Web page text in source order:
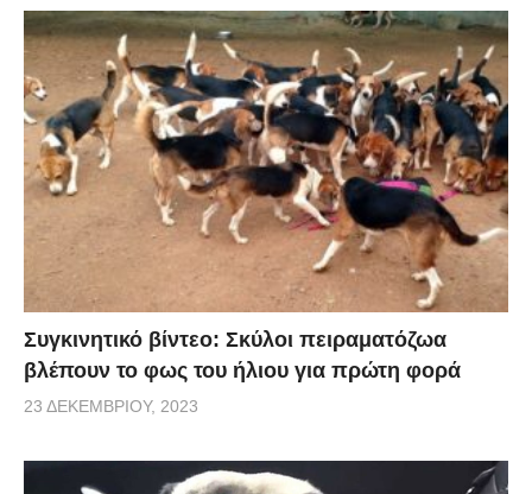
Συγκινητικό βίντεο: Σκύλοι πειραματόζωα
βλέπουν το φως του ήλιου για πρώτη φορά
23 ΔΕΚΕΜΒΡΊΟΥ, 2023